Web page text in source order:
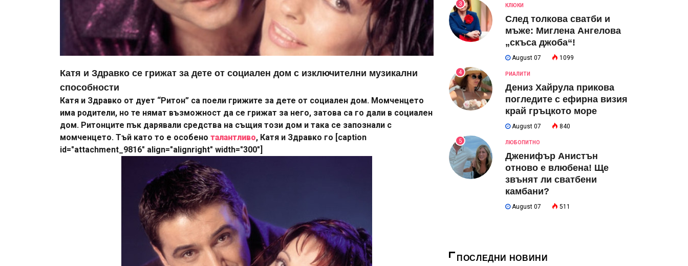
Катя и Здравко се грижат за дете от социален дом с изключителни музикални
способности
Катя и Здравко от дует “Ритон” са поели грижите за дете от социален дом. Момченцето
има родители, но те нямат възможност да се грижат за него, затова са го дали в социален
дом. Ритонците пък дарявали средства на същия този дом и така се запознали с
момченцето. Тъй като то е особено талантливо, Катя и Здравко го [caption
id="attachment_9816" align="alignright" width="300"]
3 КЛЮКИ
След толкова сватби и
мъже: Миглена Ангелова
„скъса джоба“!
August 07 1099
4 РИАЛИТИ
Дениз Хайрула прикова
погледите с ефирна визия
край гръцкото море
August 07 840
5 ЛЮБОПИТНО
Дженифър Анистън
отново е влюбена! Ще
звънят ли сватбени
камбани?
August 07 511
ПОСЛЕДНИ НОВИНИ